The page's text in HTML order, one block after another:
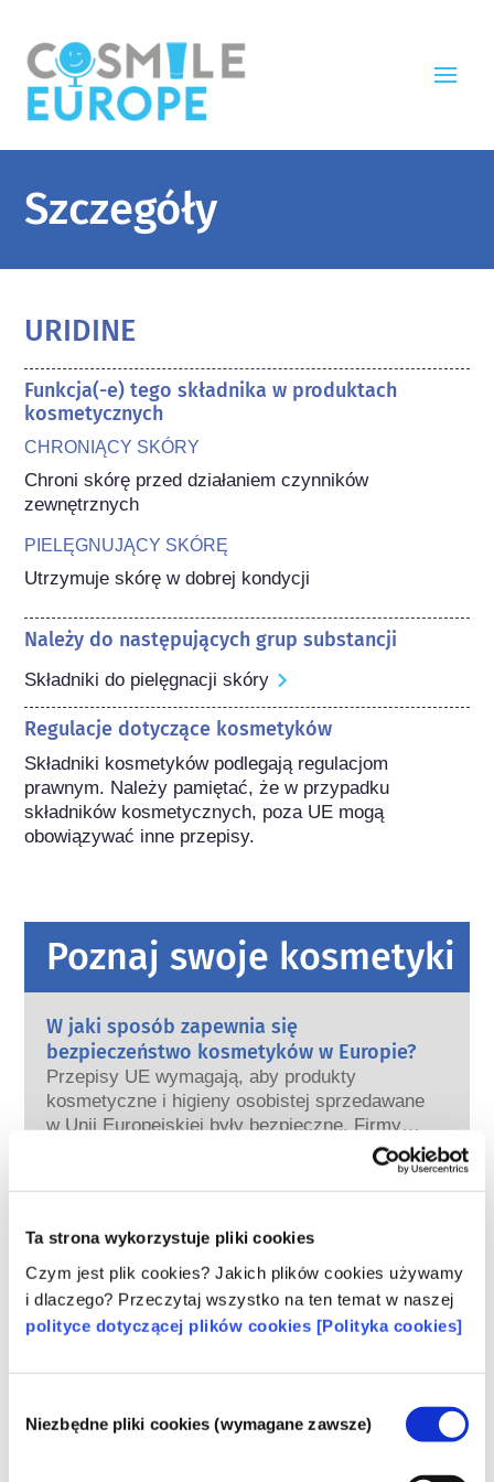
Ta strona wykorzystuje pliki cookies
Czym jest plik cookies? Jakich plików cookies używamy
i dlaczego? Przeczytaj wszystko na ten temat w naszej
polityce dotyczącej plików cookies [Polityka cookies]
zgody
Niezbędne pliki cookies (wymagane zawsze)
Szczegóły
URIDINE
Funkcja(-e) tego składnika w produktach
kosmetycznych
CHRONIĄCY SKÓRY
Chroni skórę przed działaniem czynników
zewnętrznych
PIELĘGNUJĄCY SKÓRĘ
Utrzymuje skórę w dobrej kondycji
Należy do następujących grup substancji
Składniki do pielęgnacji skóry
Regulacje dotyczące kosmetyków
Składniki kosmetyków podlegają regulacjom
prawnym. Należy pamiętać, że w przypadku
składników kosmetycznych, poza UE mogą
obowiązywać inne przepisy.
Poznaj swoje kosmetyki
W jaki sposób zapewnia się
bezpieczeństwo kosmetyków w Europie?
Przepisy UE wymagają, aby produkty
kosmetyczne i higieny osobistej sprzedawane
w Unii Europejskiej były bezpieczne. Firmy
oraz krajowe i europejskie organy regulacyjne
bezpieczeństwo produktów kosmetycznych.
Co należy wiedzieć o substancjach
(ED)?
kosmetykach przypisuje się, że są
„substancjami zaburzającymi gospodarkę
hormonalną”, ponieważ mogą naśladować
prawidłowe funkcjonowanie układu
czytaj więcej
Czy kosmetyki są testowane na
W Unii Europejskiej testowanie kosmetyków